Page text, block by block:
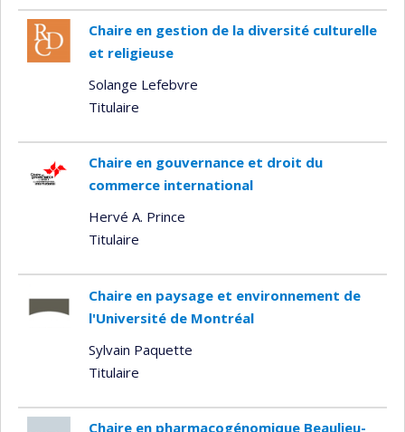
Chaire en gestion de la diversité culturelle
et religieuse
Solange Lefebvre
Titulaire
Chaire en gouvernance et droit du
commerce international
Hervé A. Prince
Titulaire
Chaire en paysage et environnement de
l'Université de Montréal
Sylvain Paquette
Titulaire
Chaire en pharmacogénomique Beaulieu-